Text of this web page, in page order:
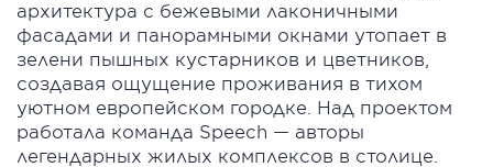
архитектура с бежевыми лаконичными
фасадами и панорамными окнами утопает в
зелени пышных кустарников и цветников,
создавая ощущение проживания в тихом
уютном европейском городке. Над проектом
работала команда Speech — авторы
легендарных жилых комплексов в столице.